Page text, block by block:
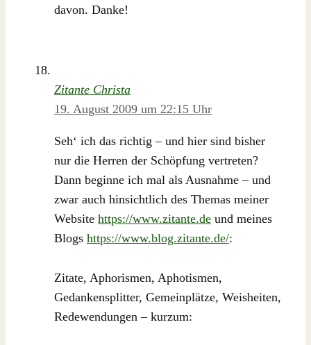
davon. Danke!
Zitante Christa
19. August 2009 um 22:15 Uhr
Seh‘ ich das richtig – und hier sind bisher
nur die Herren der Schöpfung vertreten?
Dann beginne ich mal als Ausnahme – und
zwar auch hinsichtlich des Themas meiner
Website https://www.zitante.de und meines
Blogs https://www.blog.zitante.de/:
Zitate, Aphorismen, Aphotismen,
Gedankensplitter, Gemeinplätze, Weisheiten,
Redewendungen – kurzum: